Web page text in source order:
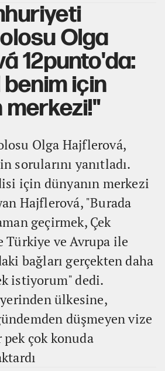
Olga
12punto'da:
için
merkezi!"
Olga Hajflerová,
sorularını yanıtladı.
için dünyanın merkezi
Hajflerová, "Burada
geçirmek, Çek
ve Avrupa ile
bağları gerçekten daha
istiyorum" dedi.
ülkesine,
düşmeyen vize
çok konuda